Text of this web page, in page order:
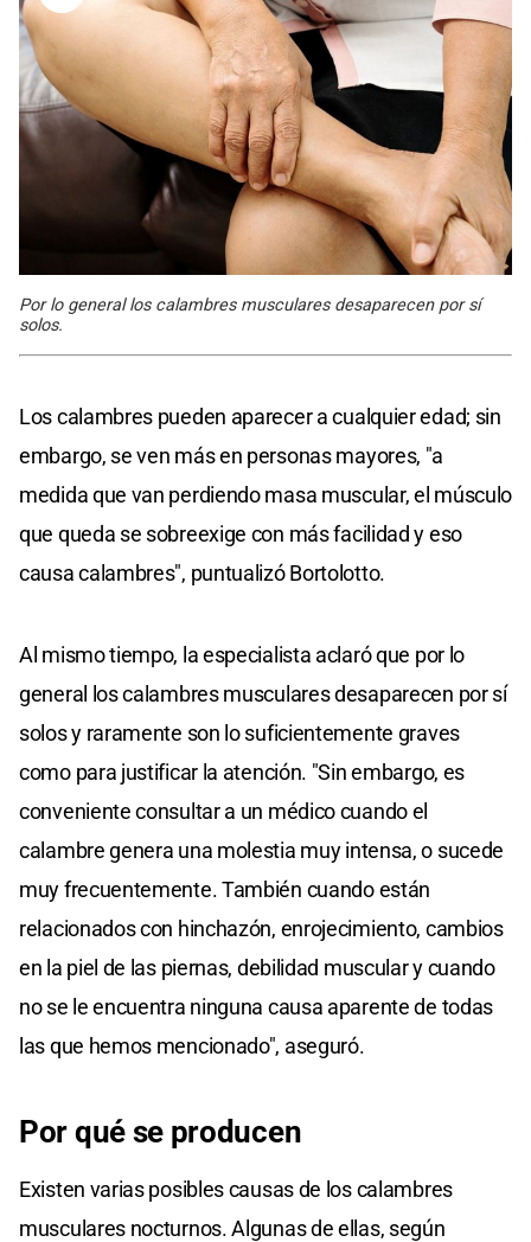
Por lo general los calambres musculares desaparecen por sí
solos.
Los calambres pueden aparecer a cualquier edad; sin
embargo, se ven más en personas mayores, "a
medida que van perdiendo masa muscular, el músculo
que queda se sobreexige con más facilidad y eso
causa calambres", puntualizó Bortolotto.
Al mismo tiempo, la especialista aclaró que por lo
general los calambres musculares desaparecen por sí
solos y raramente son lo suficientemente graves
como para justificar la atención. "Sin embargo, es
conveniente consultar a un médico cuando el
calambre genera una molestia muy intensa, o sucede
muy frecuentemente. También cuando están
relacionados con hinchazón, enrojecimiento, cambios
en la piel de las piernas, debilidad muscular y cuando
no se le encuentra ninguna causa aparente de todas
las que hemos mencionado", aseguró.
Por qué se producen
Existen varias posibles causas de los calambres
musculares nocturnos. Algunas de ellas, según